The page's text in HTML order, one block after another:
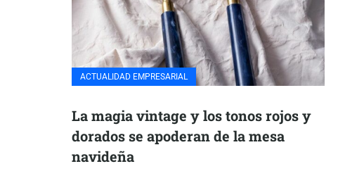
ACTUALIDAD EMPRESARIAL
La magia vintage y los tonos rojos y
dorados se apoderan de la mesa
navideña